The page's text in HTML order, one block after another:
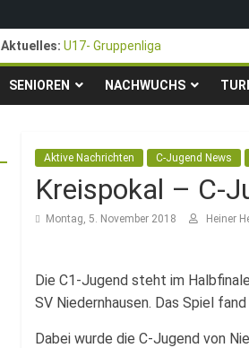
Aktuelles: U17- Gruppenliga
*U17-Junioren steigen in die
47. Otto Walter Pfingstturnier
1. Mai – Charity-Fußballturnier
SENIOREN NACHWUCHS
Aktive Nachrichten C-Jugend News
Kreispokal – C-
Montag, 5. November 2018 Heiner
Die C1-Jugend steht im
SV Niedernhausen. Das Spiel
Dabei wurde die C-Jugend von